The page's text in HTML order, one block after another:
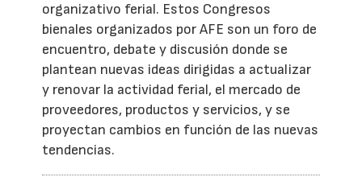
organizativo ferial. Estos Congresos
bienales organizados por AFE son un foro de
encuentro, debate y discusión donde se
plantean nuevas ideas dirigidas a actualizar
y renovar la actividad ferial, el mercado de
proveedores, productos y servicios, y se
proyectan cambios en función de las nuevas
tendencias.